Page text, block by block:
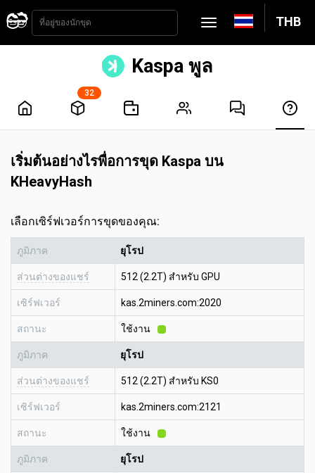
THB
Kaspa พูล
32
เริ่มต้นอย่างไรพื่อการขุด Kaspa บน
KHeavyHash
เลือกเซิร์ฟเวอร์การขุดของคุณ:
ภูมิภาค ยุโรป
ส่วนต่างของแชร์ 512 (2.2T) สำหรับ GPU
เซิร์ฟเวอร์ kas.2miners.com:2020
สถานะ ใช้งาน
ภูมิภาค ยุโรป
ส่วนต่างของแชร์ 512 (2.2T) สำหรับ KS0
เซิร์ฟเวอร์ kas.2miners.com:2121
สถานะ ใช้งาน
ภูมิภาค ยุโรป